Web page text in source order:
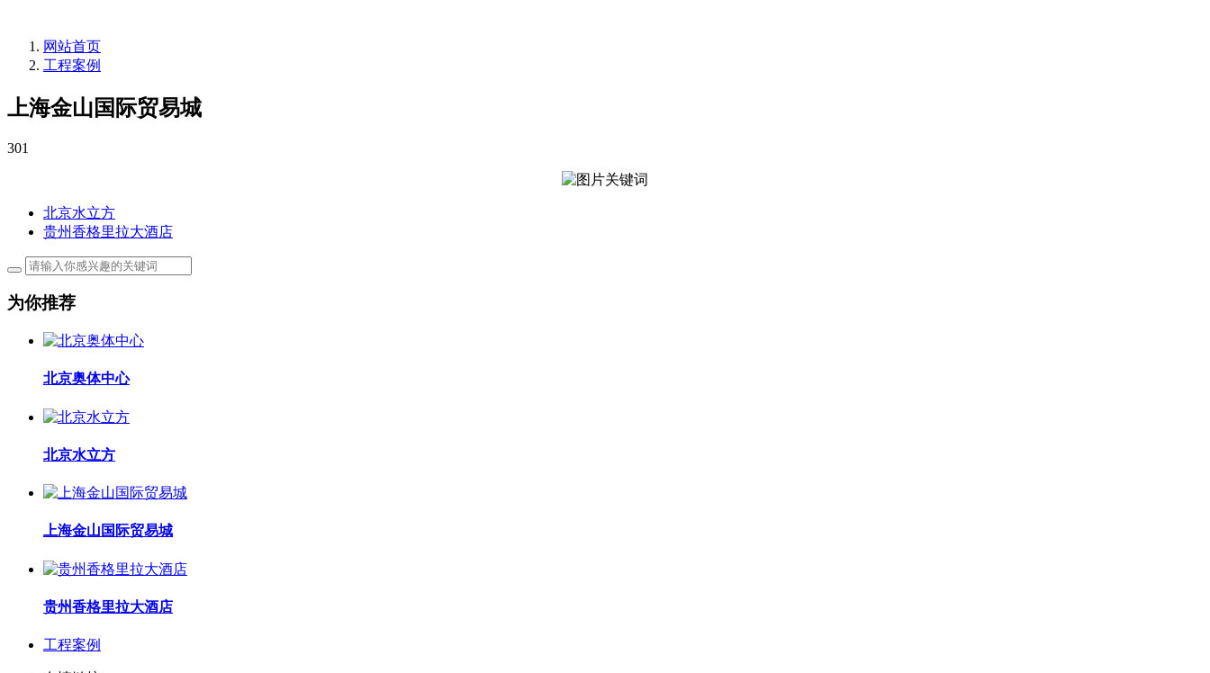
网站首页
工程案例
上海金山国际贸易城
301
北京水立方
贵州香格里拉大酒店
为你推荐
北京奥体中心
北京水立方
上海金山国际贸易城
贵州香格里拉大酒店
工程案例